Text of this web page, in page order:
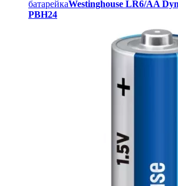
батарейкаWestinghouse LR6/AA
PBH24